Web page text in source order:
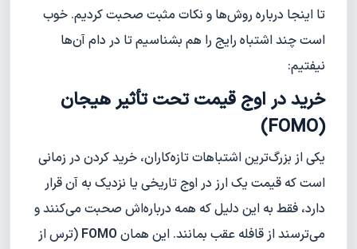
تا اینجا درباره روش‌ها و نکات مثبت صحبت کردیم. خوب
است چند اشتباه رایج را هم بشناسیم تا در دام آن‌ها
نیفتیم:
خرید در اوج قیمت تحت تأثیر هیجان
(FOMO)
یکی از بزرگ‌ترین اشتباهات تازه‌کاران، خرید کردن در زمانی
است که قیمت یک ارز در اوج تاریخی یا نزدیک به آن قرار
دارد، فقط به این دلیل که همه درباره‌اش صحبت می‌کنند و
می‌ترسند از قافله عقب بمانند. این همانFOMO (ترس از